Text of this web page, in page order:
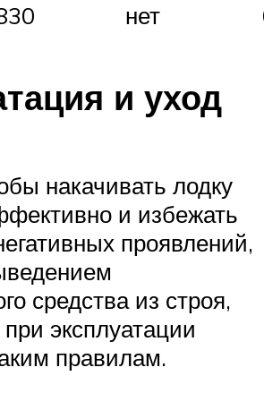
нет
и уход
накачивать лодку
и избежать
проявлений,
средства из строя,
эксплуатации
правилам.